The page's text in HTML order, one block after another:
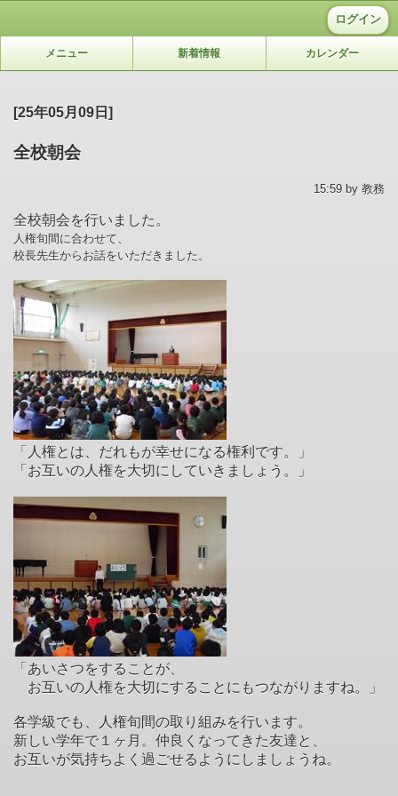
ログイン
メニュー 新着情報 カレンダー
[25年05月09日]
全校朝会
15:59 by 教務
全校朝会を行いました。
人権旬間に合わせて、
校長先生からお話をいただきました。
「人権とは、だれもが幸せになる権利です。」
「お互いの人権を大切にしていきましょう。」
「あいさつをすることが、
お互いの人権を大切にすることにもつながりますね。」
各学級でも、人権旬間の取り組みを行います。
新しい学年で１ヶ月。仲良くなってきた友達と、
お互いが気持ちよく過ごせるようにしましょうね。